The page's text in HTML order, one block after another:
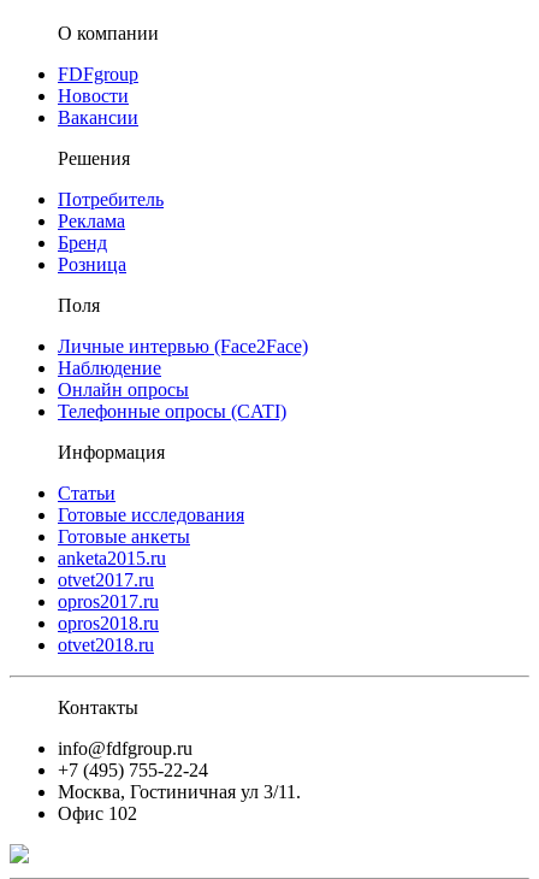
О компании
FDFgroup
Новости
Вакансии
Решения
Потребитель
Реклама
Бренд
Розница
Поля
Личные интервью (Face2Face)
Наблюдение
Онлайн опросы
Телефонные опросы (CATI)
Информация
Статьи
Готовые исследования
Готовые анкеты
anketa2015.ru
otvet2017.ru
opros2017.ru
opros2018.ru
otvet2018.ru
Контакты
info@fdfgroup.ru
+7 (495) 755-22-24
Москва, Гостиничная ул 3/11.
Офис 102